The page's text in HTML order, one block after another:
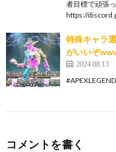
者目標で頑張
https://
特殊キャラ
がいいぞ
2024.08.13
コメントを書く